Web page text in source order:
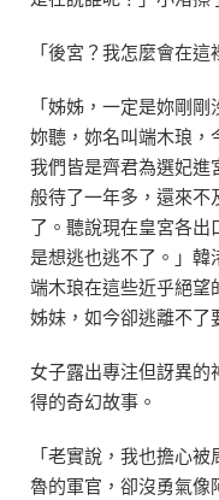
「後宮？我怎麼會在
「姊姊，一定是妳剛
妳聽，妳名叫端木琅，
我們皆是齊君為選妃進
般待了一年多，還來不
了。聽說現在皇宮各出
是想逃也逃不了。」韓
端木琅在這些近乎絕望
姊妹，如今卻逃離不了
女子露出專注但訝異的
得的奇幻故事。
「老實說，我也擔心
魯的軍官，卻沒勇氣像